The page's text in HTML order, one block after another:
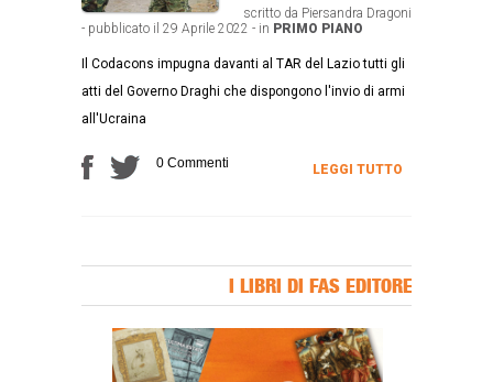
scritto da Piersandra Dragoni
- pubblicato il 29 Aprile 2022 - in PRIMO PIANO
Il Codacons impugna davanti al TAR del Lazio tutti gli
atti del Governo Draghi che dispongono l'invio di armi
all'Ucraina
0 Commenti LEGGI TUTTO
I LIBRI DI FAS EDITORE